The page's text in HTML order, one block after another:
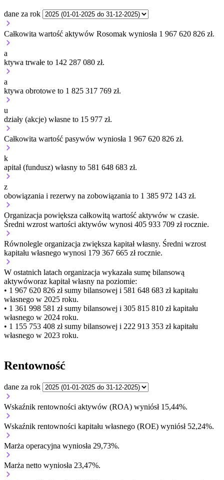
dane za rok
Całkowita wartość aktywów Rosomak wyniosła 1 967 620 826 zł.
a
ktywa trwałe to 142 287 080 zł.
a
ktywa obrotowe to 1 825 317 769 zł.
u
działy (akcje) własne to 15 977 zł.
Całkowita wartość pasywów wyniosła 1 967 620 826 zł.
k
apitał (fundusz) własny to 581 648 683 zł.
z
obowiązania i rezerwy na zobowiązania to 1 385 972 143 zł.
Organizacja powiększa całkowitą wartość aktywów w czasie.
Średni wzrost wartości aktywów wynosi 405 933 709 zł rocznie.
Równolegle organizacja zwiększa kapitał własny. Średni wzrost
kapitału własnego wynosi 179 367 665 zł rocznie.
W ostatnich latach organizacja wykazała sumę bilansową
aktywóworaz kapitał własny na poziomie:
• 1 967 620 826 złsumy bilansowej i 581 648 683 zł kapitału
własnego w 2025 roku.
• 1 361 998 581 złsumy bilansowej i 305 815 810 zł kapitału
własnego w 2024 roku.
• 1 155 753 408 złsumy bilansowej i 222 913 353 zł kapitału
własnego w 2023 roku.
Rentowność
dane za rok
Wskaźnik rentowności aktywów (ROA) wyniósł 15,44%.
Wskaźnik rentowności kapitału własnego (ROE) wyniósł 52,24%.
Marża operacyjna wyniosła 29,73%.
Marża netto wyniosła 23,47%.